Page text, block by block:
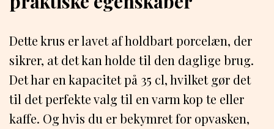
Dette krus er lavet af holdbart porcelæn, der
sikrer, at det kan holde til den daglige brug.
Det har en kapacitet på 35 cl, hvilket gør det
til det perfekte valg til en varm kop te eller
kaffe. Og hvis du er bekymret for opvasken,